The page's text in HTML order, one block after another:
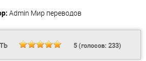
Admin Мир переводов
5(голосов: 233)